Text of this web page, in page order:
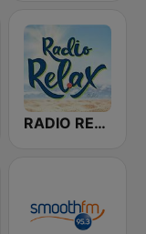
RADIO RELAX Italia